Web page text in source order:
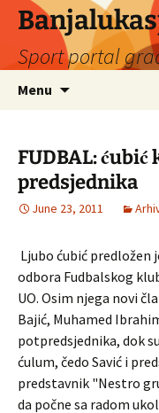
Sport portal
Menu
FUDBAL: ćubić
predsjednika
June 23, 2011
Ljubo ćubić predložen
odbora Fudbalskog
UO. Osim njega novi
Bajić, Muhamed
potpredsjednika, dok
ćulum, čedo Savić i
predstavnik "Nestro
da počne sa radom